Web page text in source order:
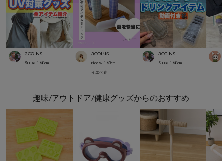
3COINS
Suu☺︎ 168cm
3COINS
rico.w 163cm
イエベ春
3COINS
Suu☺︎ 168cm
趣味/アウトドア/健康グッズからのおすすめ